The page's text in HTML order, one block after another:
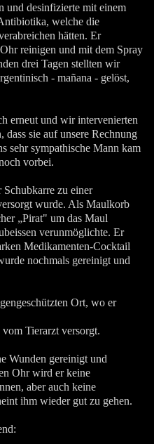
und desinfizierte mit einem
welche die
hätten. Er
reinigen und mit dem Spray
drei Tagen stellten wir
- mañana - gelöst,
erneut und wir intervenierten
sie auf unsere Rechnung
sehr sympathische Mann kam
vorbei.
zu einer
wurde. Als Maulkorb
„Pirat" um das Maul
verunmöglichte. Er
Medikamenten-Cocktail
nochmals gereinigt und
Ort, wo er
Tierarzt versorgt.
Wunden gereinigt und
Ohr wird er keine
aber auch keine
ihm wieder gut zu gehen.